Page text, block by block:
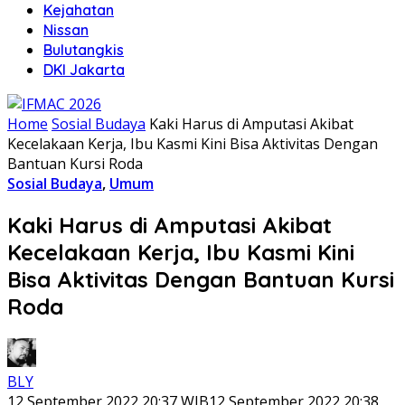
Kejahatan
Nissan
Bulutangkis
DKI Jakarta
Home Sosial Budaya Kaki Harus di Amputasi Akibat
Kecelakaan Kerja, Ibu Kasmi Kini Bisa Aktivitas Dengan
Bantuan Kursi Roda
Sosial Budaya, Umum
Kaki Harus di Amputasi Akibat
Kecelakaan Kerja, Ibu Kasmi Kini
Bisa Aktivitas Dengan Bantuan Kursi
Roda
BLY